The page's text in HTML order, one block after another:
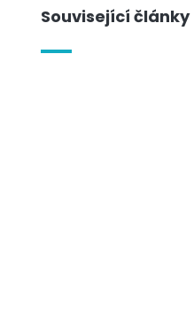
Související články